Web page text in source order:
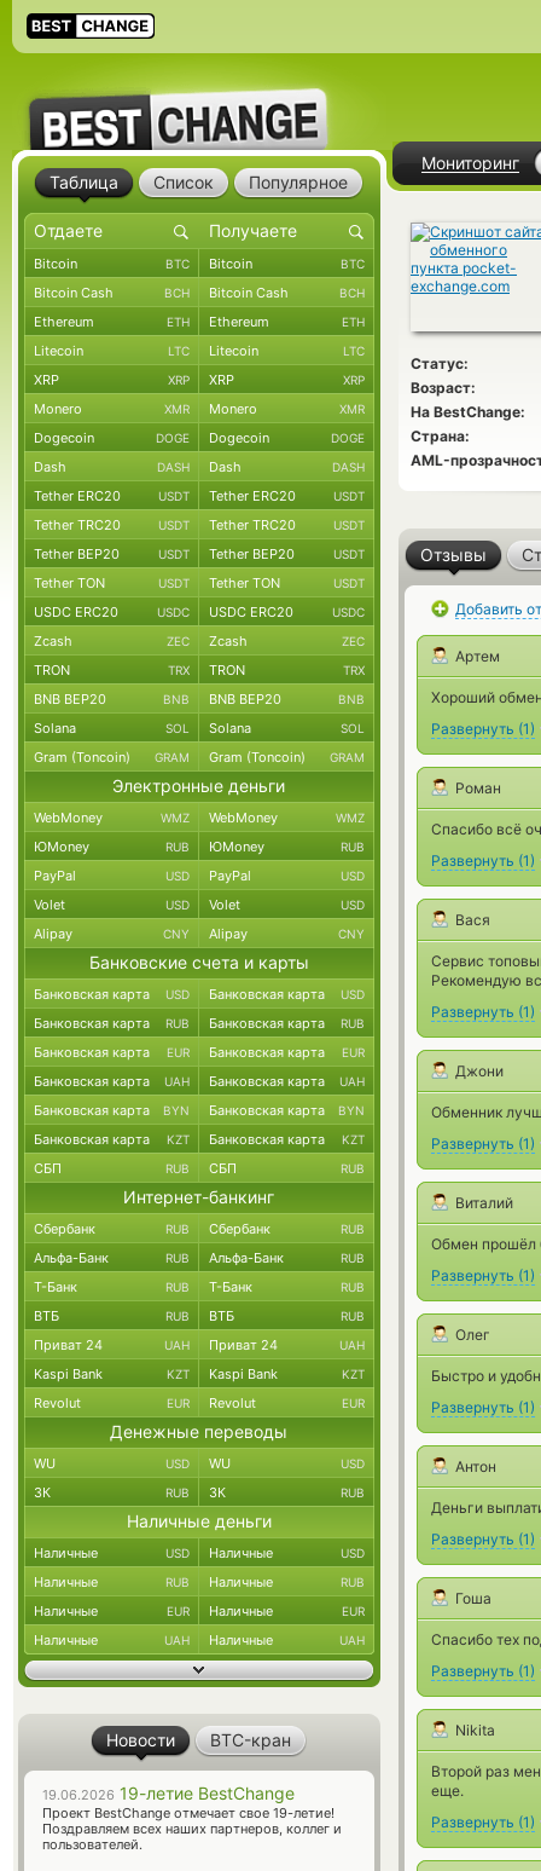
Мониторинг
Статус:
Возраст:
На BestChange:
Страна:
AML-
Отзывы
Добавить
Артем
Хороший
Развернуть (1)
Роман
Спасибо всё
Развернуть (1)
Вася
Сервис
Рекомендую
Развернуть (1)
Джони
Обменник
Развернуть (1)
Виталий
Обмен прошёл
Развернуть (1)
Олег
Быстро и
Развернуть (1)
Антон
Деньги
Развернуть (1)
Гоша
Спасибо тех
Развернуть (1)
Nikita
Второй раз
еще.
Развернуть (1)
Таблица Список Популярное
Bitcoin BTC Bitcoin BTC
Bitcoin Cash BCH Bitcoin Cash BCH
Ethereum ETH Ethereum ETH
Litecoin LTC Litecoin LTC
XRP XRP XRP XRP
Monero XMR Monero XMR
Dogecoin DOGE Dogecoin DOGE
Dash DASH Dash DASH
Tether ERC20 USDT Tether ERC20 USDT
Tether TRC20 USDT Tether TRC20 USDT
Tether BEP20 USDT Tether BEP20 USDT
Tether TON USDT Tether TON USDT
USDC ERC20 USDC USDC ERC20 USDC
Zcash ZEC Zcash ZEC
TRON TRX TRON TRX
BNB BEP20 BNB BNB BEP20 BNB
Solana SOL Solana SOL
Gram (Toncoin) GRAM Gram (Toncoin) GRAM
Электронные деньги
WebMoney WMZ WebMoney WMZ
ЮMoney RUB ЮMoney RUB
PayPal USD PayPal USD
Volet USD Volet USD
Alipay CNY Alipay CNY
Банковские счета и карты
Банковская карта USD Банковская карта USD
Банковская карта RUB Банковская карта RUB
Банковская карта EUR Банковская карта EUR
Банковская карта UAH Банковская карта UAH
Банковская карта BYN Банковская карта BYN
Банковская карта KZT Банковская карта KZT
СБП RUB СБП RUB
Интернет-банкинг
Сбербанк RUB Сбербанк RUB
Альфа-Банк RUB Альфа-Банк RUB
Т-Банк RUB Т-Банк RUB
ВТБ RUB ВТБ RUB
Приват 24 UAH Приват 24 UAH
Kaspi Bank KZT Kaspi Bank KZT
Revolut EUR Revolut EUR
Денежные переводы
WU USD WU USD
ЗК RUB ЗК RUB
Наличные деньги
Наличные USD Наличные USD
Наличные RUB Наличные RUB
Наличные EUR Наличные EUR
Наличные UAH Наличные UAH
Новости BTC-кран
19.06.2026 19-летие BestChange
Проект BestChange отмечает свое 19-летие!
Поздравляем всех наших партнеров, коллег и
пользователей.